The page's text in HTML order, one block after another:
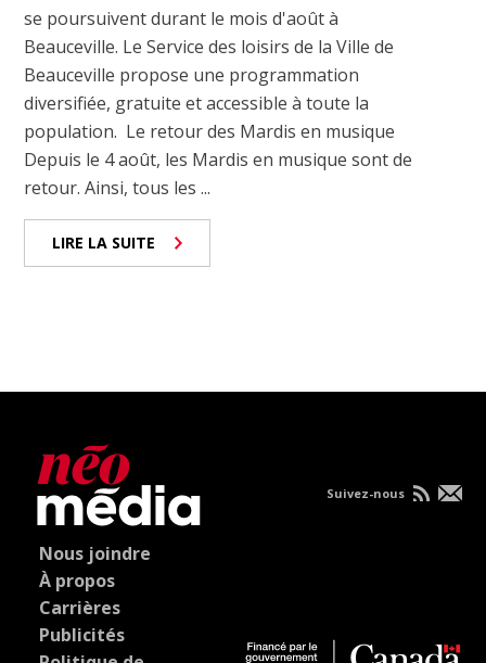
se poursuivent durant le mois d'août à
Beauceville. Le Service des loisirs de la Ville de
Beauceville propose une programmation
diversifiée, gratuite et accessible à toute la
population. Le retour des Mardis en musique
Depuis le 4 août, les Mardis en musique sont de
retour. Ainsi, tous les ...
LIRE LA SUITE
Nous joindre
À propos
Carrières
Publicités
Suivez-nous